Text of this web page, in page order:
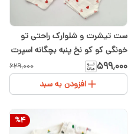
ست تیشرت و شلوارک راحتی تو
خونگی کو کو نخ پنبه بچگانه اسپرت
طرح قلبی۶ماه تا ۳سال
۵۹۹٬۰۰۰ ۶۲۹٬۰۰۰
افزودن به سبد
%4